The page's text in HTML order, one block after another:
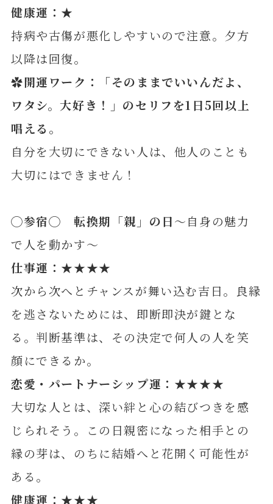
健康運：★
持病や古傷が悪化しやすいので注意。夕方
以降は回復。
✿開運ワーク：「そのままでいいんだよ、
ワタシ。大好き！」のセリフを1日5回以上
唱える。
自分を大切にできない人は、他人のことも
大切にはできません！
◯参宿◯ 転換期「親」の日～自身の魅力
で人を動かす～
仕事運：★★★★
次から次へとチャンスが舞い込む吉日。良縁
を逃さないためには、即断即決が鍵とな
る。判断基準は、その決定で何人の人を笑
顔にできるか。
恋愛・パートナーシップ運：★★★★
大切な人とは、深い絆と心の結びつきを感
じられそう。この日親密になった相手との
縁の芽は、のちに結婚へと花開く可能性が
ある。
健康運：★★★